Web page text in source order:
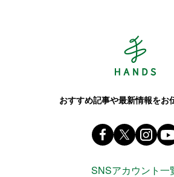
おすすめ記事や最新情報をお
Facebook ハ
X(旧
SNSアカウント一